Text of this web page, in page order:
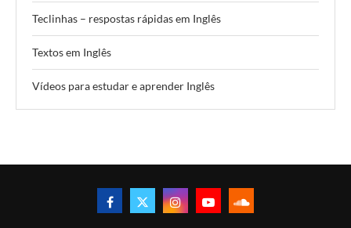
Teclinhas – respostas rápidas em Inglês
Textos em Inglês
Vídeos para estudar e aprender Inglês